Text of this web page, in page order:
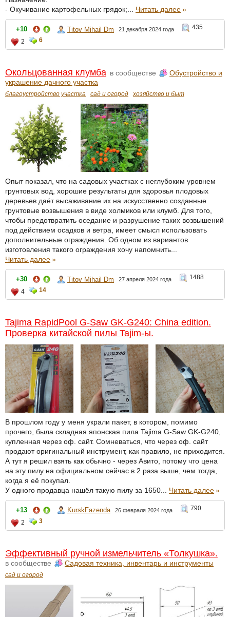
- Окучивание картофельных грядок;... Читать далее»
+10 Titov Mihail Dm 21 декабря 2024 года
435
2
6
Окольцованная клумба в сообществе
Обустройство и
украшение дачного участка
благоустройство участка сад и огород хозяйство и быт
Опыт показал, что на садовых участках с неглубоким уровнем
грунтовых вод, хорошие результаты для здоровья плодовых
деревьев даёт высаживание их на искусственно созданные
грунтовые возвышения в виде холмиков или клумб. Для того,
чтобы предотвратить оседание и разрушение таких возвышений
под действием осадков и ветра, имеет смысл использовать
дополнительные ограждения. Об одном из вариантов
изготовления такого ограждения хочу напомнить...
Читать далее»
+30 Titov Mihail Dm 27 апреля 2024 года
1488
4
14
Tajima RapidPool G-Saw GK-G240: China edition.
Проверка китайской пилы Tajim-ы.
В прошлом году у меня украли пакет, в котором, помимо
прочего, была складная японская пила Tajima G-Saw GK-G240,
купленная через оф. сайт. Сомневаться, что через оф. сайт
продают оригинальный инструмент, как правило, не приходится.
А тут я решил взять как обычно - через Авито, потому что цена
на эту пилу на официальном сейчас в 2 раза выше, чем тогда,
когда я её покупал.
У одного продавца нашёл такую пилу за 1650... Читать далее»
+13 KurskFazenda 26 февраля 2024 года
790
2
3
Эффективный ручной измельчитель «Толкушка».
в сообществе Садовая техника, инвентарь и инструменты
сад и огород